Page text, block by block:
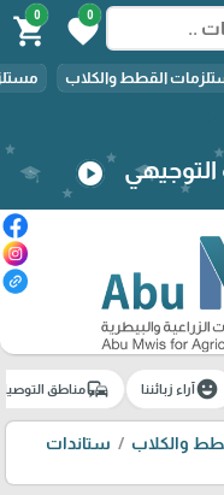
0
favorite
0
shopping_cart
القطط والكلاب
التوجيهي play_circle
emoji_emotionsآراء زبائننا commuteمناطق
والكلاب
ستاندات